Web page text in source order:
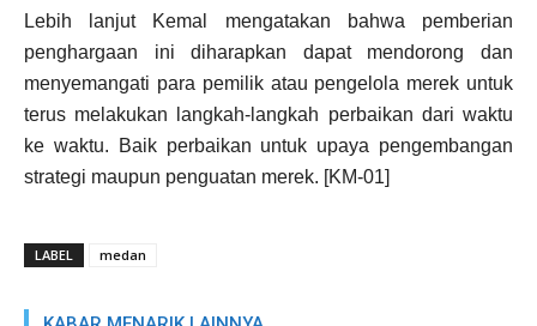
Lebih lanjut Kemal mengatakan bahwa pemberian
penghargaan ini diharapkan dapat mendorong dan
menyemangati para pemilik atau pengelola merek untuk
terus melakukan langkah-langkah perbaikan dari waktu
ke waktu. Baik perbaikan untuk upaya pengembangan
strategi maupun penguatan merek. [KM-01]
LABEL medan